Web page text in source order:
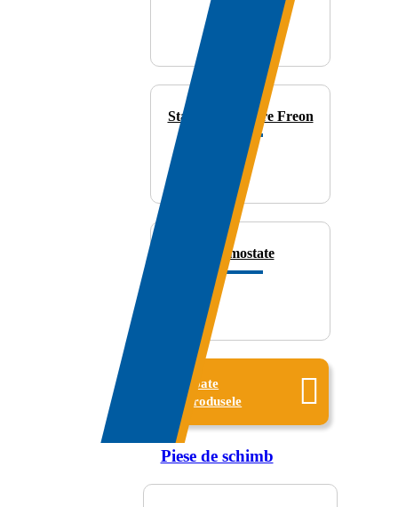
Statii Recuperare Freon
Termostate
Toate
produsele
Piese de schimb